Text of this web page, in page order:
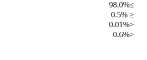
≥98.0%
≤ 0.5%
≤0.01%
≤0.6%